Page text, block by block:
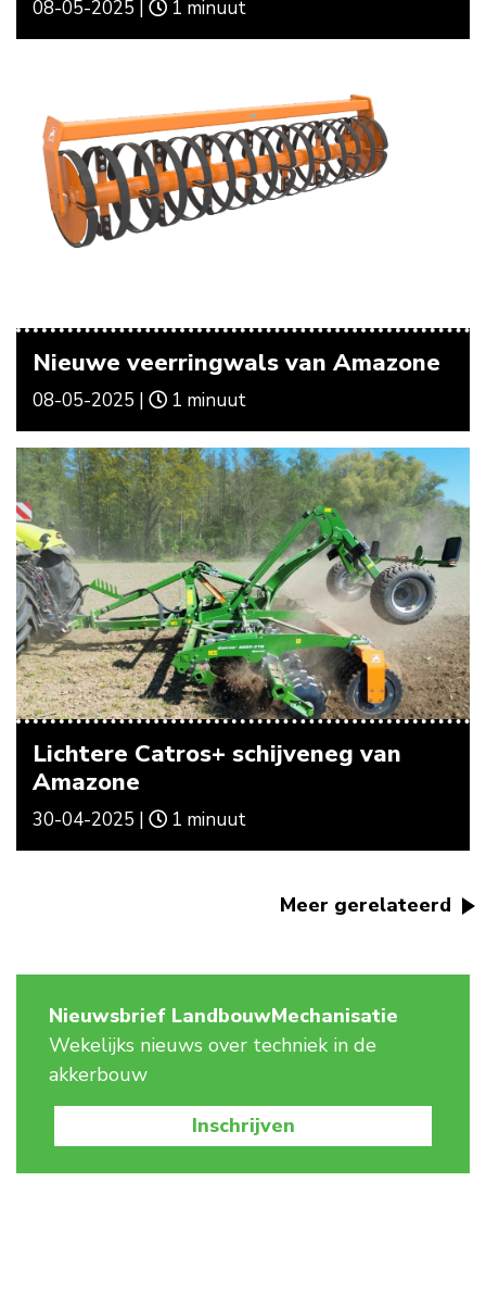
08-05-2025 | 1 minuut
Nieuwe veerringwals van Amazone
08-05-2025 | 1 minuut
Lichtere Catros+ schijveneg van
Amazone
30-04-2025 | 1 minuut
Meer gerelateerd
Nieuwsbrief LandbouwMechanisatie
Wekelijks nieuws over techniek in de
akkerbouw
Inschrijven